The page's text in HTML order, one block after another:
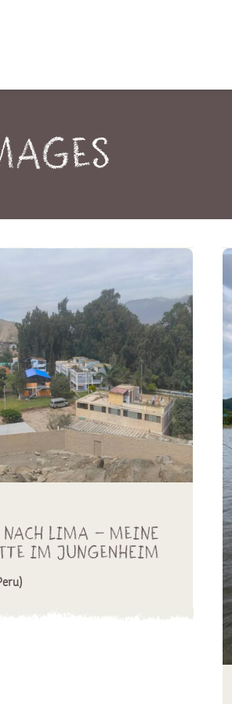
Lima – Meine
im Jungenheim